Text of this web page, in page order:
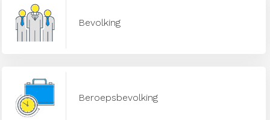
Bevolking
Beroepsbevolking